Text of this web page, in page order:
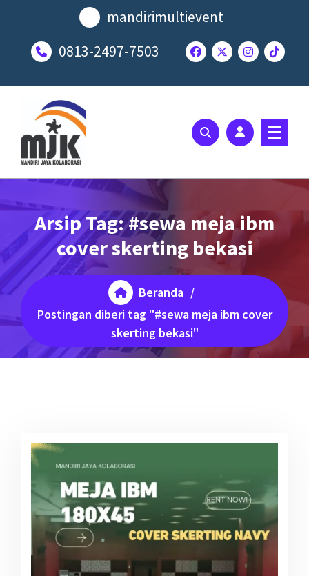
mandirimultievent
0813-2497-7503
Arsip Tag: #sewa meja ibm
cover skerting bekasi
Beranda /
Postingan diberi tag "#sewa meja ibm cover
skerting bekasi"